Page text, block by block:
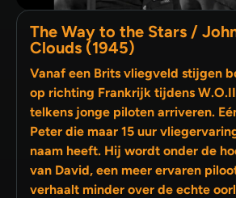
The Way to the Stars /
Clouds (1945)
Vanaf een Brits vliegveld stijgen
op richting Frankrijk tijdens
telkens jonge piloten arriveren. Eén daarvan is
Peter die maar 15 uur
naam heeft. Hij wordt onder de hoede genomen
van David, een meer ervaren
verhaalt minder over de echte oorlogspraktijken